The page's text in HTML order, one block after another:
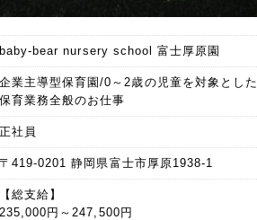
baby-bear nursery school 富士厚原園
企業主導型保育園/0～2歳の児童を対象とした
保育業務全般のお仕事
正社員
〒419-0201 静岡県富士市厚原1938-1
【総支給】
235,000円～247,500円